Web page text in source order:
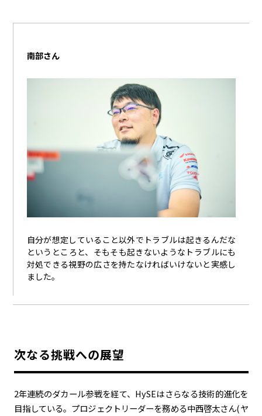
南部さん
自分が想定していること以外でトラブルは起きるんだな
というところと、そもそも起きないようなトラブルにも
対処できる視野の広さを持たなければいけないと実感し
ました。
次なる挑戦への展望
2年連続のダカール参戦を経て、HySEはさらなる技術的進化を
目指している。プロジェクトリーダーを務める中西啓太さん(ヤ